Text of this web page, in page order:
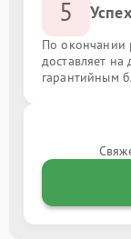
5 Успех
По окончании
доставляет
гарантийным